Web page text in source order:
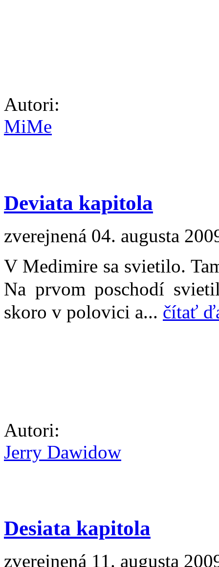
Autori:
MiMe
Deviata kapitola
zverejnená 04. augusta
V Medimire sa svietilo.
Na prvom poschodí
skoro v polovici a... čítať
Autori:
Jerry Dawidow
Desiata kapitola
zverejnená 11. augusta